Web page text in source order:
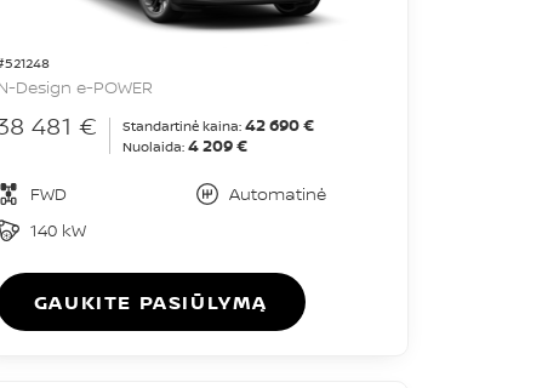
Design e-POWER
481 € Standartinė kaina: 42 690 €
Nuolaida: 4 209 €
FWD
Automatinė
140 kW
GAUKITE PASIŪLYMĄ